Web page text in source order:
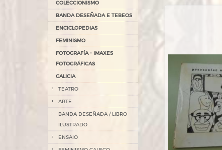
COLECCIONISMO
BANDA DESEÑADA E TEBEOS
ENCICLOPEDIAS
FEMINISMO
FOTOGRAFÍA - IMAXES
FOTOGRÁFICAS
GALICIA
TEATRO
ARTE
BANDA DESEÑADA / LIBRO
ILUSTRADO
ENSAIO